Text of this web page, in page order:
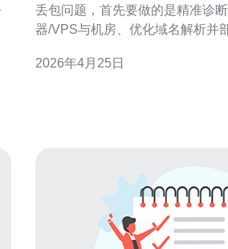
丢包问题，首先要做的是精准诊
器/VPS与机房、优化域名解析并
合实战经验，逐步说明检测方法、
2026年4月25日